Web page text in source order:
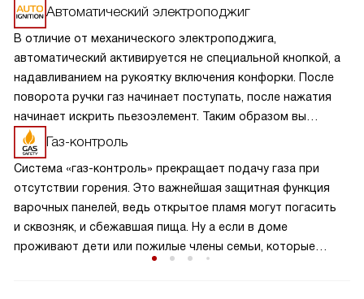
Автоматический электроподжиг
В отличие от механического электроподжига,
автоматический активируется не специальной кнопкой, а
надавливанием на рукоятку включения конфорки. После
поворота ручки газ начинает поступать, после нажатия
начинает искрить пьезоэлемент. Таким образом вы
получаете пламя движением одной руки, что важно для
безопасности и попросту удобно.
Газ-контроль
Система «газ-контроль» прекращает подачу газа при
отсутствии горения. Это важнейшая защитная функция
варочных панелей, ведь открытое пламя могут погасить
и сквозняк, и сбежавшая пища. Ну а если в доме
проживают дети или пожилые члены семьи, которые